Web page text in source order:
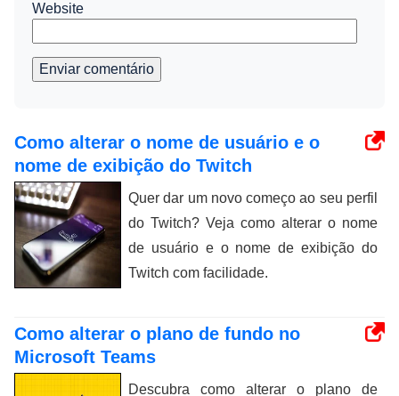
Website
Enviar comentário
Como alterar o nome de usuário e o
nome de exibição do Twitch
Quer dar um novo começo ao seu perfil
do Twitch? Veja como alterar o nome
de usuário e o nome de exibição do
Twitch com facilidade.
Como alterar o plano de fundo no
Microsoft Teams
Descubra como alterar o plano de